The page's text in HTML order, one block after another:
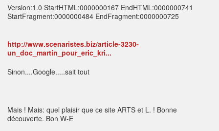
Version:1.0 StartHTML:0000000167 EndHTML:0000000741
StartFragment:0000000484 EndFragment:0000000725
http://www.scenaristes.biz/article-3230-
un_doc_martin_pour_eric_kri...
Sinon....Google.....sait tout
Mais ! Mais: quel plaisir que ce site ARTS et L. ! Bonne
découverte. Bon W-E